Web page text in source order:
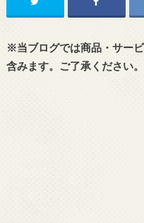
※当ブログでは商品・サー
含みます。ご了承ください。